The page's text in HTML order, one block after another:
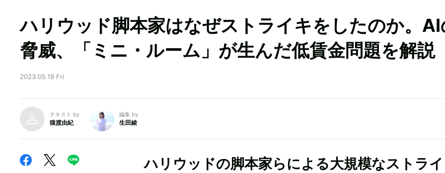
ハリウッド脚本家はなぜストライキをしたのか。AI
脅威、「ミニ・ルーム」が生んだ低賃金問題を解説
2023.05.19 Fri
テキスト by
猿渡由紀
編集 by
生田綾
ハリウッドの脚本家らによる大規模なストライ